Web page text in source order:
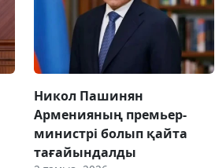
Никол Пашинян
Арменияның премьер-
министрі болып қайта
тағайындалды